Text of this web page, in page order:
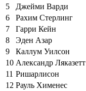
5
Джейми Варди
6
Рахим Стерлинг
7
Гарри Кейн
8
Эден Азар
9
Каллум Уилсон
10 Александр Ляказетт
11 Ришарлисон
12 Рауль Хименес